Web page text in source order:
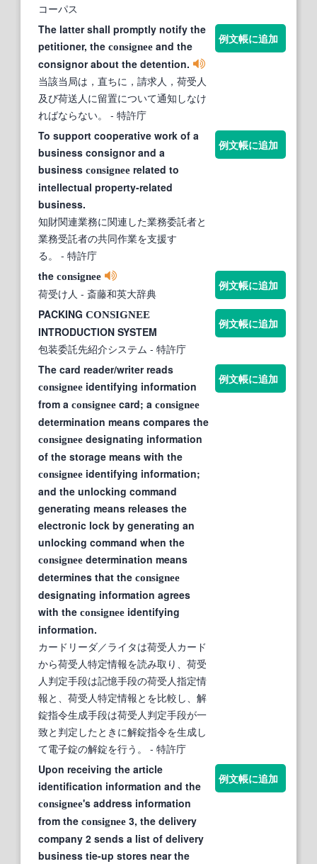
コーパス
The latter shall promptly notify the
petitioner, the consignee and the
consignor about the detention.
当該当局は，直ちに，請求人，荷受人
及び荷送人に留置について通知しなけ
ればならない。
- 特許庁
例文帳に追加
To support cooperative work of a
business consignor and a
business consignee related to
intellectual property-related
business.
知財関連業務に関連した業務委託者と
業務受託者の共同作業を支援す
る。
- 特許庁
例文帳に追加
the consignee
荷受け人 - 斎藤和英大辞典
例文帳に追加
PACKING CONSIGNEE
INTRODUCTION SYSTEM
包装委託先紹介システム - 特許庁
例文帳に追加
The card reader/writer reads
consignee identifying information
from a consignee card; a consignee
determination means compares the
consignee designating information
of the storage means with the
consignee identifying information;
and the unlocking command
generating means releases the
electronic lock by generating an
unlocking command when the
consignee determination means
determines that the consignee
designating information agrees
with the consignee identifying
information.
カードリーダ／ライタは荷受人カード
から荷受人特定情報を読み取り、荷受
人判定手段は記憶手段の荷受人指定情
報と、荷受人特定情報とを比較し、解
錠指令生成手段は荷受人判定手段が一
致と判定したときに解錠指令を生成し
て電子錠の解錠を行う。
- 特許庁
例文帳に追加
Upon receiving the article
identification information and the
consignee's address information
from the consignee 3, the delivery
company 2 sends a list of delivery
business tie-up stores near the
例文帳に追加